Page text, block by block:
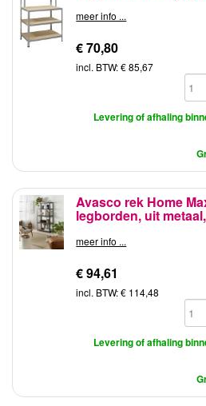
meer info ...
€ 70,80
incl. BTW: € 85,67
Levering of afhaling
Avasco rek Home
legborden, uit
meer info ...
€ 94,61
incl. BTW: € 114,48
Levering of afhaling